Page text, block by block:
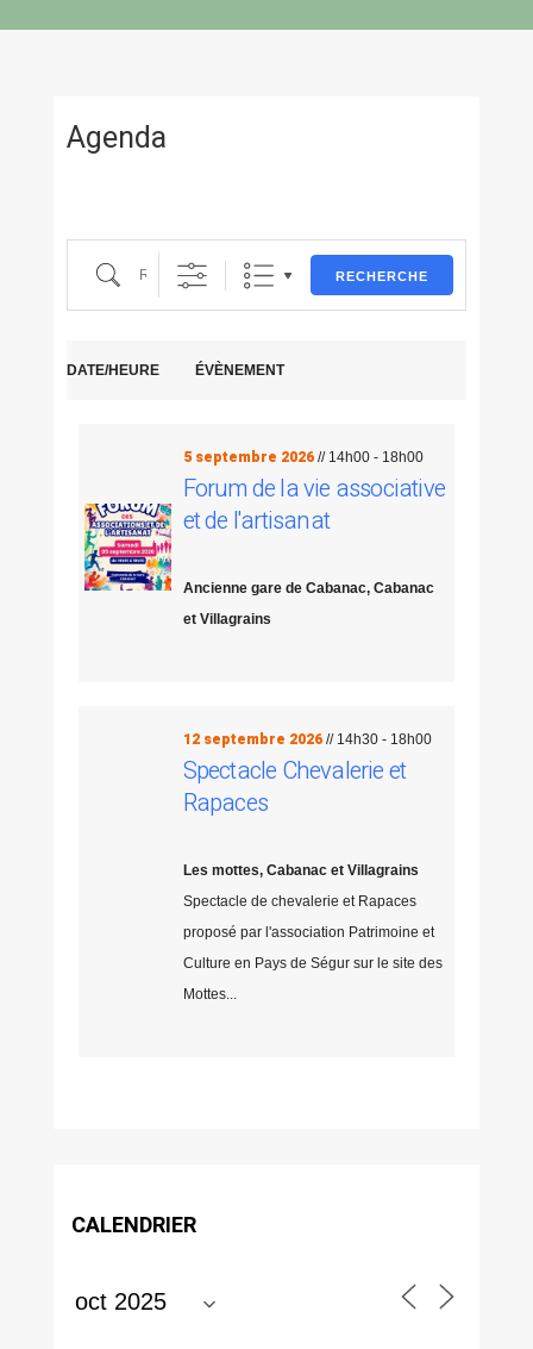
Agenda
Recherche RECHERCHE
DATE/HEURE ÉVÈNEMENT
5 septembre 2026 // 14h00 - 18h00
Forum de la vie associative
et de l'artisanat
Ancienne gare de Cabanac, Cabanac
et Villagrains
12 septembre 2026 // 14h30 - 18h00
Spectacle Chevalerie et
Rapaces
Les mottes, Cabanac et Villagrains
Spectacle de chevalerie et Rapaces
proposé par l'association Patrimoine et
Culture en Pays de Ségur sur le site des
Mottes...
CALENDRIER